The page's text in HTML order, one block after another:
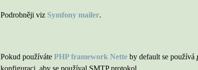
Podrobněji viz Symfony mailer.
Pokud používáte PHP framework Nette by default se používá
konfiguraci, aby se používal SMTP protokol.